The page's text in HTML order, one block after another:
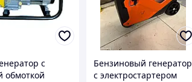
с
обмоткой
Бензиновый генератор
с электростартером